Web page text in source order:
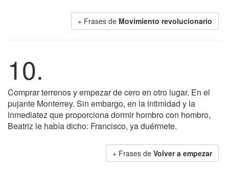
+ Frases de Movimiento revolucionario
10.
Comprar terrenos y empezar de cero en otro lugar. En el
pujante Monterrey. Sin embargo, en la intimidad y la
inmediatez que proporciona dormir hombro con hombro,
Beatriz le había dicho: Francisco, ya duérmete.
+ Frases de Volver a empezar